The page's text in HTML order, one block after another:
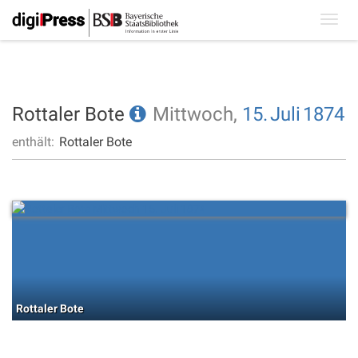
Rottaler Bote Mittwoch, 15.Juli 1874
enthält: Rottaler Bote
Rottaler Bote